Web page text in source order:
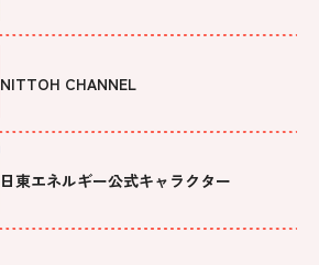
NITTOH CHANNEL
日東エネルギー公式キャラクター